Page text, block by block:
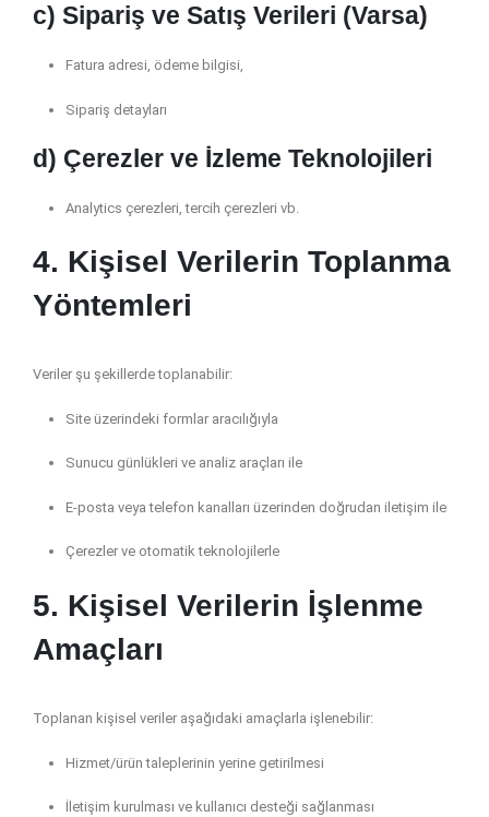
c) Sipariş ve Satış Verileri (Varsa)
Fatura adresi, ödeme bilgisi,
Sipariş detayları
d) Çerezler ve İzleme Teknolojileri
Analytics çerezleri, tercih çerezleri vb.
4. Kişisel Verilerin Toplanma
Yöntemleri
Veriler şu şekillerde toplanabilir:
Site üzerindeki formlar aracılığıyla
Sunucu günlükleri ve analiz araçları ile
E-posta veya telefon kanalları üzerinden doğrudan iletişim ile
Çerezler ve otomatik teknolojilerle
5. Kişisel Verilerin İşlenme
Amaçları
Toplanan kişisel veriler aşağıdaki amaçlarla işlenebilir:
Hizmet/ürün taleplerinin yerine getirilmesi
İletişim kurulması ve kullanıcı desteği sağlanması